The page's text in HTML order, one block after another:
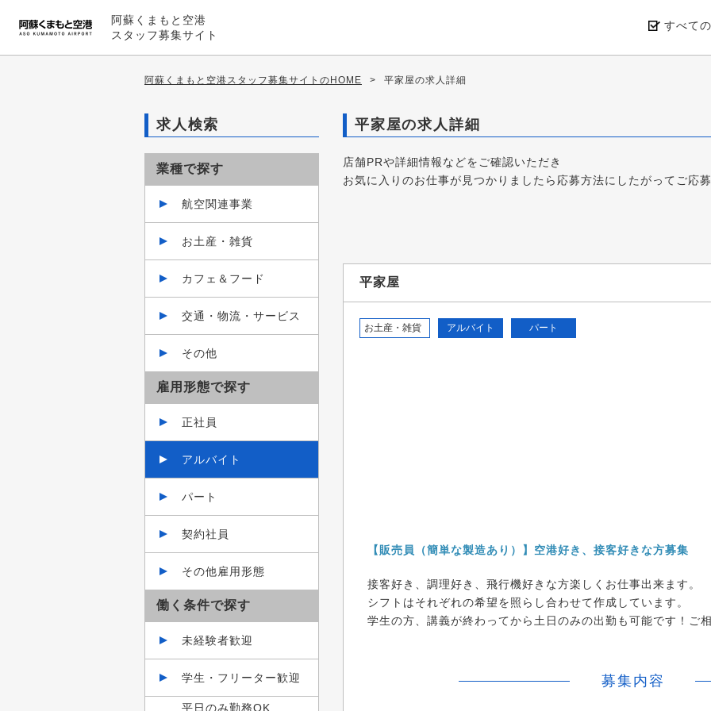
阿蘇くまもと空港
スタッフ募集サイト
すべて
阿蘇くまもと空港スタッフ募集サイトのHOME > 平家屋の求人詳細
求人検索
業種で探す
航空関連事業
お土産・雑貨
カフェ＆フード
交通・物流・サービス
その他
雇用形態で探す
正社員
アルバイト
パート
契約社員
その他雇用形態
働く条件で探す
未経験者歓迎
学生・フリーター歓迎
平日のみ勤務OK
平家屋の求人詳細
店舗PRや詳細情報などをご確認いただき
お気に入りのお仕事が見つかりましたら応募方法にしたがってご応募
平家屋
お土産・雑貨 アルバイト パート
【販売員（簡単な製造あり）】空港好き、接客好きな方募集
接客好き、調理好き、飛行機好きな方楽しくお仕事出来ます。
シフトはそれぞれの希望を照らし合わせて作成しています。
学生の方、講義が終わってから土日のみの出勤も可能です！ご相
募集内容